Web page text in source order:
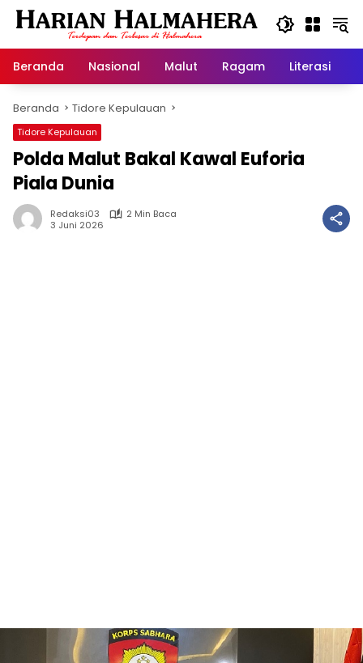
Langsung
Beranda
Nasional Malut Ragam Literasi
Beranda Tidore Kepulauan
Tidore Kepulauan
Polda Malut Bakal Kawal Euforia
Piala Dunia
Redaksi03
2 Min Baca
3 Juni 2026